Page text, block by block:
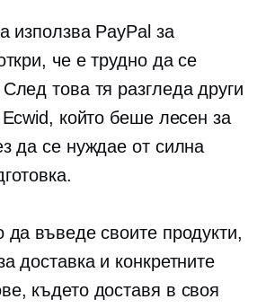
използва PayPal за
че е трудно да се
това тя разгледа други
Ecwid, който беше лесен за
да се нуждае от силна
да въведе своите продукти,
доставка и конкретните
където доставя в своя